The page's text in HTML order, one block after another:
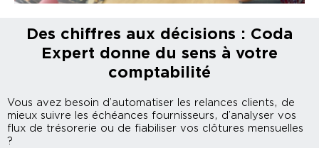
Des chiffres aux décisions : Coda
Expert donne du sens à votre
comptabilité
Vous avez besoin d’automatiser les relances clients, de
mieux suivre les échéances fournisseurs, d’analyser vos
flux de trésorerie ou de fiabiliser vos clôtures mensuelles
?